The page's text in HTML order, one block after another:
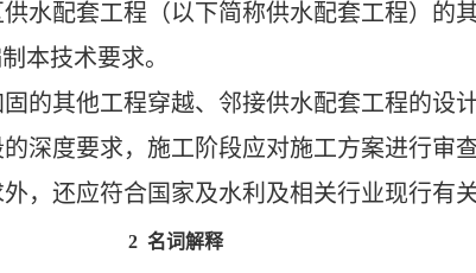
水配套工程（以下简称供水配套工程）的
本技术要求。
的其他工程穿越、邻接供水配套工程的设计
深度要求， 施工阶段应对施工方案进行审
，还应符合国家及水利及相关行业现行有
2 名词解释